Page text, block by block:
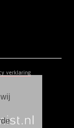
verklaring